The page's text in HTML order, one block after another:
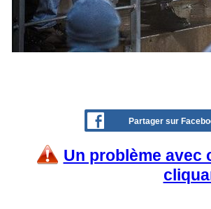
Partager sur
Un problème avec